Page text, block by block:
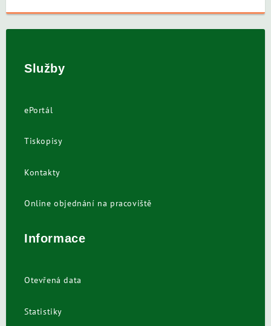
Služby
ePortál
Tiskopisy
Kontakty
Online objednání na pracoviště
Informace
Otevřená data
Statistiky